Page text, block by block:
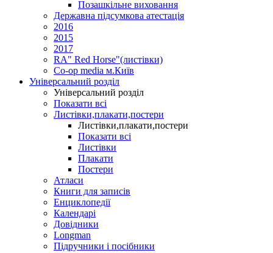
Позашкільне виховання
Державна підсумкова атестація
2016
2015
2017
RA" Red Horse"(листівки)
Co-op media м.Київ
Універсальний розділ
Універсальний розділ
Показати всі
Листівки,плакати,постери
Листівки,плакати,постери
Показати всі
Листівки
Плакати
Постери
Атласи
Книги для записів
Енциклопедії
Календарі
Довідники
Longman
Підручники і посібники